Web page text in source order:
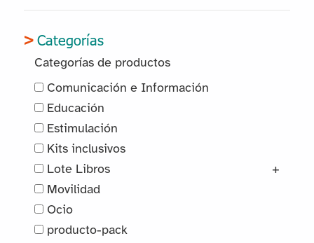
Categorías
Categorías de productos
Comunicación e Información
Educación
Estimulación
Kits inclusivos
Lote Libros
+
Movilidad
Ocio
producto-pack